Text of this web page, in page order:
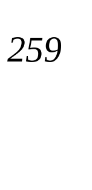
259